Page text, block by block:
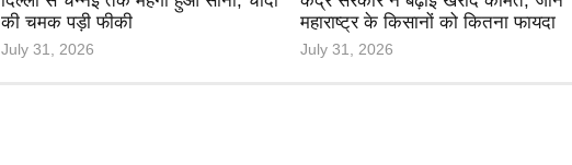
की चमक पड़ी फीकी
July 31, 2026
महाराष्ट्र के किसानों को कितना फायदा
July 31, 2026